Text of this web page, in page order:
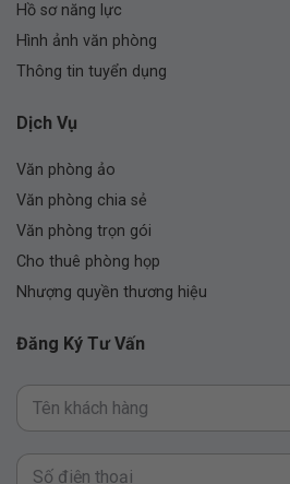
Hồ sơ năng lực
Hình ảnh văn phòng
Thông tin tuyển dụng
Dịch Vụ
Văn phòng ảo
Văn phòng chia sẻ
Văn phòng trọn gói
Cho thuê phòng họp
Nhượng quyền thương hiệu
Đăng Ký Tư Vấn